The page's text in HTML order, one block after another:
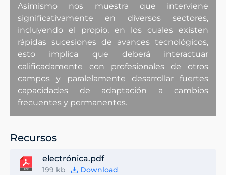
Asimismo nos muestra que interviene
significativamente en diversos sectores,
incluyendo el propio, en los cuales existen
rápidas sucesiones de avances tecnológicos,
esto implica que deberá interactuar
calificadamente con profesionales de otros
campos y paralelamente desarrollar fuertes
capacidades de adaptación a cambios
frecuentes y permanentes.
Recursos
electrónica.pdf
199 kb Download